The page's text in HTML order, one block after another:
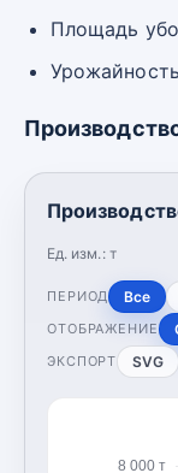
Площадь
Ед. изм.: т
ПЕРИОД Все
ОТОБРАЖЕНИЕ
ЭКСПОРТ SVG
8 000 т